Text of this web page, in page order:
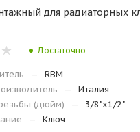
для радиаторных
Достаточно
—
RBM
—
Италия
(дюйм)
—
3/8"x1/2"
— Ключ